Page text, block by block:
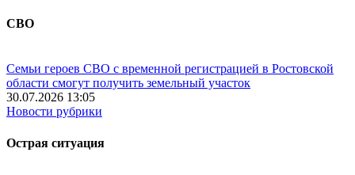
СВО
Семьи героев СВО с временной регистрацией в Ростовской
области смогут получить земельный участок
30.07.2026 13:05
Новости рубрики
Острая ситуация